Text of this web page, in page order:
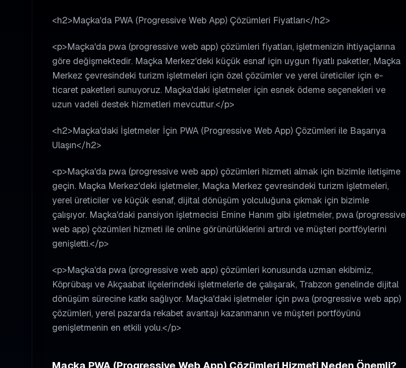
<h2>Maçka'da PWA (Progressive Web App) Çözümleri Fiyatları</h2>
<p>Maçka'da pwa (progressive web app) çözümleri fiyatları, işletmenizin ihtiyaçlarına
göre değişmektedir. Maçka Merkez'deki küçük esnaf için uygun fiyatlı paketler, Maçka
Merkez çevresindeki turizm işletmeleri için özel çözümler ve yerel üreticiler için e-
ticaret paketleri sunuyoruz. Maçka'daki işletmeler için esnek ödeme seçenekleri ve
uzun vadeli destek hizmetleri mevcuttur.</p>
<h2>Maçka'daki İşletmeler İçin PWA (Progressive Web App) Çözümleri ile Başarıya
Ulaşın</h2>
<p>Maçka'da pwa (progressive web app) çözümleri hizmeti almak için bizimle iletişime
geçin. Maçka Merkez'deki işletmeler, Maçka Merkez çevresindeki turizm işletmeleri,
yerel üreticiler ve küçük esnaf, dijital dönüşüm yolculuğuna çıkmak için bizimle
çalışıyor. Maçka'daki pansiyon işletmecisi Emine Hanım gibi işletmeler, pwa (progressive
web app) çözümleri hizmeti ile online görünürlüklerini artırdı ve müşteri portföylerini
genişletti.</p>
<p>Maçka'da pwa (progressive web app) çözümleri konusunda uzman ekibimiz,
Köprübaşı ve Akçaabat ilçelerindeki işletmelerle de çalışarak, Trabzon genelinde dijital
dönüşüm sürecine katkı sağlıyor. Maçka'daki işletmeler için pwa (progressive web app)
çözümleri, yerel pazarda rekabet avantajı kazanmanın ve müşteri portföyünü
genişletmenin en etkili yolu.</p>